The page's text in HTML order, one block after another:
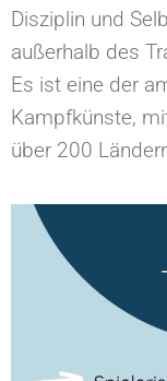
Disziplin und
außerhalb des
Es ist eine der
Kampfkünste,
über 200